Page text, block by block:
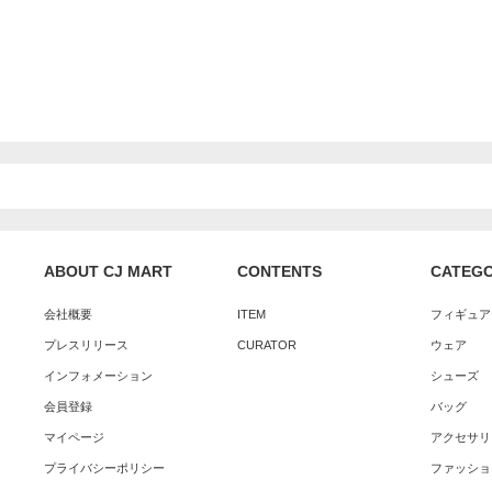
ABOUT CJ MART
会社概要
プレスリリース
インフォメーション
会員登録
マイページ
プライバシーポリシー
CONTENTS
ITEM
CURATOR
フィギュ
ウェア
シューズ
バッグ
アクセサ
ファッシ